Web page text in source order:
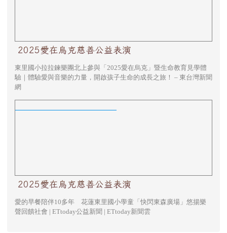
2025愛在烏克慈善公益表演
東里國小拉拉鍊樂團北上參與「2025愛在烏克」暨生命教育見學體
驗｜體驗愛與音樂的力量，開啟孩子生命的成長之旅！ – 東台灣新聞
網
2025愛在烏克慈善公益表演
愛的早餐陪伴10多年 花蓮東里國小學童「快閃東森廣場」悠揚樂
聲回饋社會 | ETtoday公益新聞 | ETtoday新聞雲